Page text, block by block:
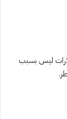
ليس بسبب